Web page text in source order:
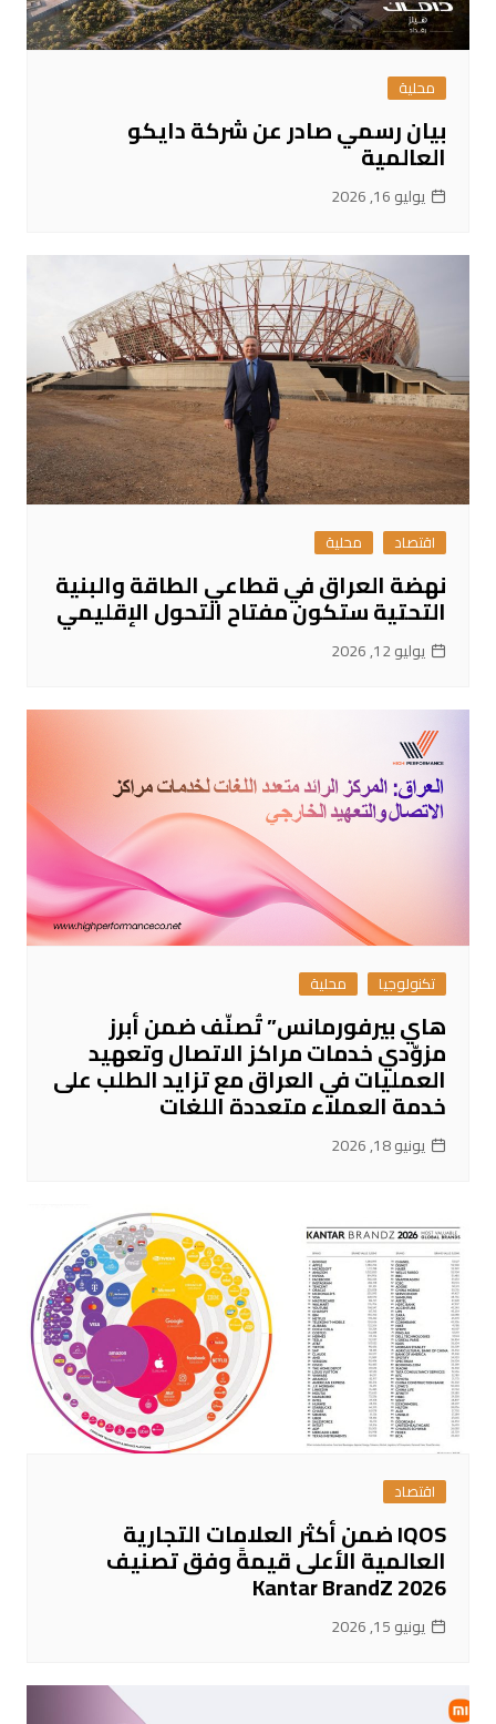
محلية
بيان رسمي صادر عن شركة دايكو
العالمية
يوليو 16, 2026
اقتصاد محلية
نهضة العراق في قطاعي الطاقة والبنية
التحتية ستكون مفتاح التحول الإقليمي
يوليو 12, 2026
تكنولوجيا محلية
هاي بيرفورمانس” تُصنّف ضمن أبرز
مزوّدي خدمات مراكز الاتصال وتعهيد
العمليات في العراق مع تزايد الطلب على
خدمة العملاء متعددة اللغات
يونيو 18, 2026
اقتصاد
IQOS ضمن أكثر العلامات التجارية
العالمية الأعلى قيمةً وفق تصنيف
Kantar BrandZ 2026
يونيو 15, 2026